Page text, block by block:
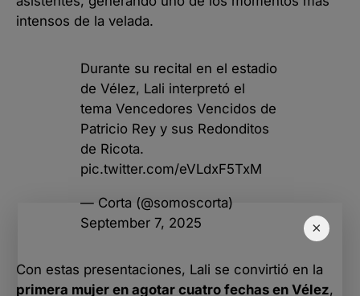
×
intensos de la velada.
Durante su recital en el estadio
de Vélez, Lali interpretó el
tema Vencedores Vencidos de
Patricio Rey y sus Redonditos
de Ricota.
pic.twitter.com/eVLdxF5TxM
— Corta (@somoscorta)
September 7, 2025
Con estas presentaciones, Lali se convirtió en la
primera mujer en agotar cuatro fechas en Vélez,